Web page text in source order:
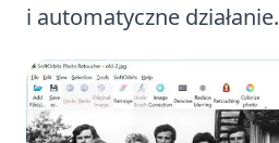
i automatyczne działanie.